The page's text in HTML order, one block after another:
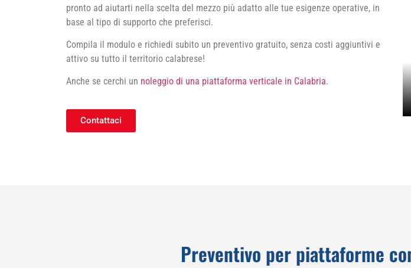
pronto ad aiutarti nella scelta del mezzo più adatto alle tue esigenze operative, in
base al tipo di supporto che preferisci.
Compila il modulo e richiedi subito un preventivo gratuito, senza costi aggiuntivi e
attivo su tutto il territorio calabrese!
Anche se cerchi un noleggio di una piattaforma verticale in Calabria.
Contattaci
Preventivo per piattaforme